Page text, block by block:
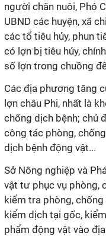
người chăn nuôi, Phó
UBND các huyện, xã
các tổ tiêu hủy, phun
có lợn bị tiêu hủy,
số lợn trong chuồng
Các địa phương tăng
lợn châu Phi, nhất là
chống dịch bệnh; chủ
công tác phòng,
dịch bệnh động vật...
Sở Nông nghiệp và
vật tư phục vụ phòng,
kiểm tra phòng,
kiểm dịch tại gốc,
phẩm động vật vào